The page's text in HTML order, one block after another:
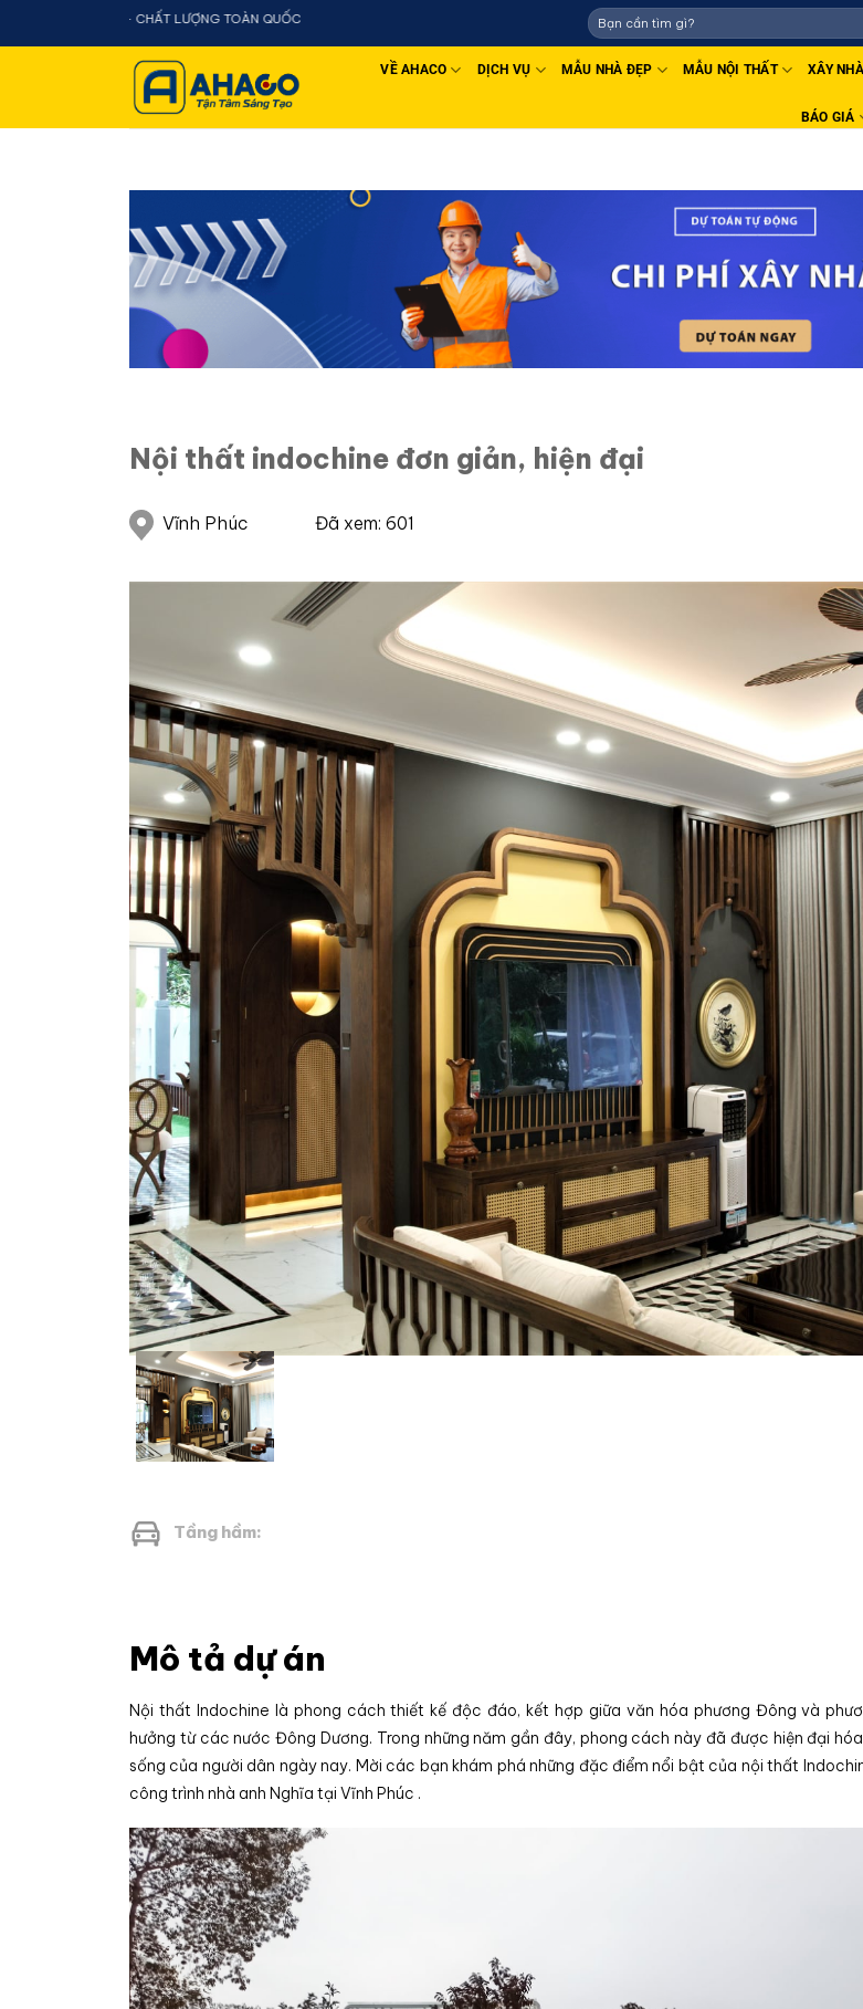
AHACO - THIẾT KẾ THI CÔNG UY TÍN - CHẤT LƯỢNG TOÀN
VỀ AHACO DỊCH VỤ MẪU NHÀ ĐẸP MẪU NỘI THẤT XÂY
BÁO GIÁ
Nội thất indochine đơn giản, hiện đại
Vĩnh Phúc Đã xem: 601
Tầng hầm:
Mô tả dự án
Nội thất Indochine là phong cách thiết kế độc đáo, kết hợp giữa văn hóa phương Đông và
hưởng từ các nước Đông Dương. Trong những năm gần đây, phong cách này đã được hiện đại
sống của người dân ngày nay. Mời các bạn khám phá những đặc điểm nổi bật của nội thất
công trình nhà anh Nghĩa tại Vĩnh Phúc .